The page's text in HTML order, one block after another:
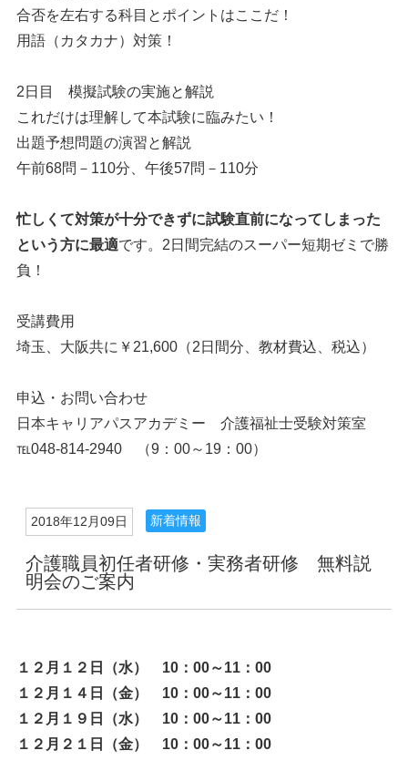
合否を左右する科目とポイントはここだ！
用語（カタカナ）対策！
2日目 模擬試験の実施と解説
これだけは理解して本試験に臨みたい！
出題予想問題の演習と解説
午前68問－110分、午後57問－110分
忙しくて対策が十分できずに試験直前になってしまった
という方に最適です。2日間完結のスーパー短期ゼミで勝
負！
受講費用
埼玉、大阪共に￥21,600（2日間分、教材費込、税込）
申込・お問い合わせ
日本キャリアパスアカデミー 介護福祉士受験対策室
℡048-814-2940 （9：00～19：00）
2018年12月09日 新着情報
介護職員初任者研修・実務者研修 無料説
明会のご案内
１２月１２日（水） 10：00～11：00
１２月１４日（金） 10：00～11：00
１２月１９日（水） 10：00～11：00
１２月２１日（金） 10：00～11：00